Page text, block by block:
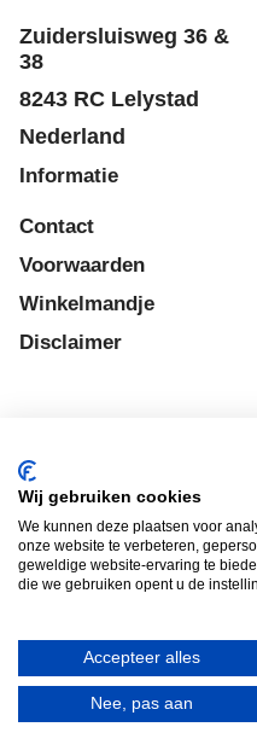
Zuidersluisweg 36 &
38
8243 RC Lelystad
Nederland
Informatie
Contact
Voorwaarden
Winkelmandje
Disclaimer
HERROEPINGSKNOP
Wij gebruiken cookies
We kunnen deze plaatsen voor
onze website te verbeteren,
geweldige website-ervaring te
die we gebruiken opent u de
Accepteer alles
Nee, pas aan